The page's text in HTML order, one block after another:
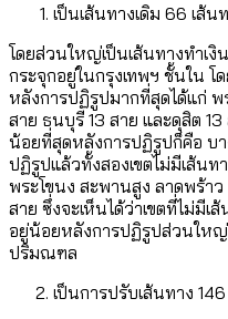
เป็นเส้นทางเดิม 66 เส้น
โดยส่วนใหญ่เป็นเส้นทางทำเ
กระจุกอยู่ในกรุงเทพฯ ชั้นใน โ
หลังการปฏิรูปมากที่สุดได้แก่ พ
สาย ธนบุรี 13 สาย และดุสิต
น้อยที่สุดหลังการปฏิรูปก็คือ บ
ปฏิรูปแล้วทั้งสองเขตไม่มีเส้นท
พระโขนง สะพานสูง ลาดพร้าว
สาย ซึ่งจะเห็นได้ว่าเขตที่ไม่มีเ
อยู่น้อยหลังการปฏิรูปส่วนใหญ่
ปริมณฑล
เป็นการปรับเส้นทาง